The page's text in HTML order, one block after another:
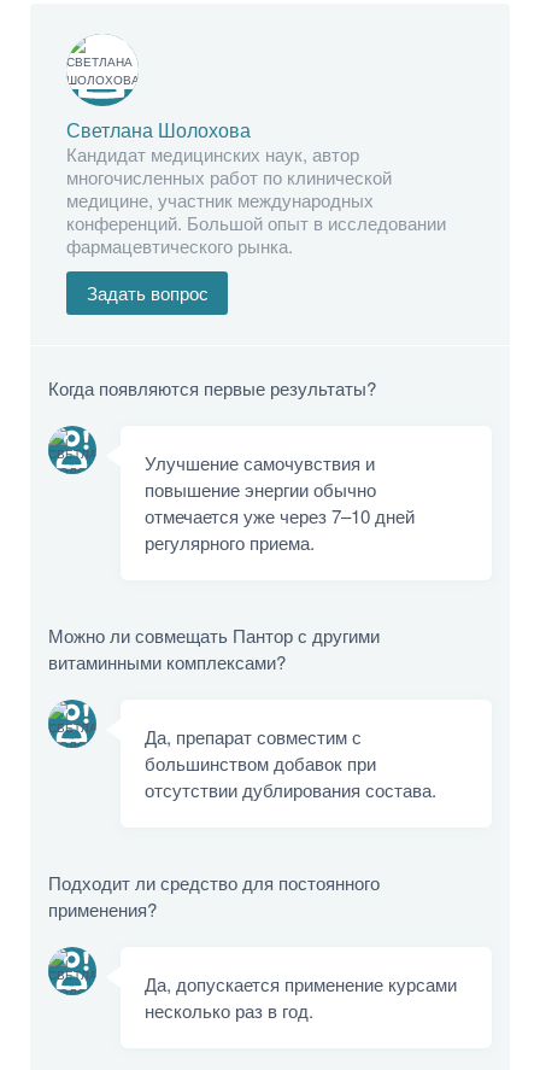
Светлана Шолохова
Кандидат медицинских наук, автор
многочисленных работ по клинической
медицине, участник международных
конференций. Большой опыт в исследовании
фармацевтического рынка.
Задать вопрос
Когда появляются первые результаты?
Улучшение самочувствия и
повышение энергии обычно
отмечается уже через 7–10 дней
регулярного приема.
Можно ли совмещать Пантор с другими
витаминными комплексами?
Да, препарат совместим с
большинством добавок при
отсутствии дублирования состава.
Подходит ли средство для постоянного
применения?
Да, допускается применение курсами
несколько раз в год.